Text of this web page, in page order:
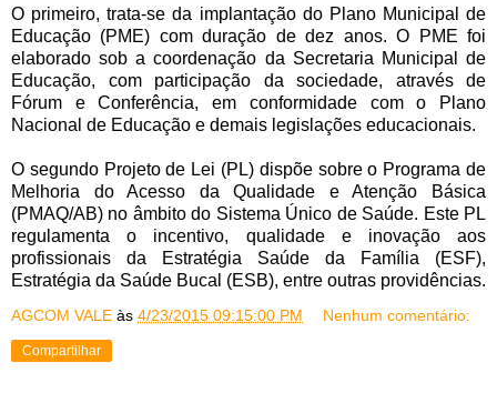
O primeiro, trata-se da implantação do Plano Municipal de
Educação (PME) com duração de dez anos. O PME foi
elaborado sob a coordenação da Secretaria Municipal de
Educação, com participação da sociedade, através de
Fórum e Conferência, em conformidade com o Plano
Nacional de Educação e demais legislações educacionais.
O segundo Projeto de Lei (PL) dispõe sobre o Programa de
Melhoria do Acesso da Qualidade e Atenção Básica
(PMAQ/AB) no âmbito do Sistema Único de Saúde. Este PL
regulamenta o incentivo, qualidade e inovação aos
profissionais da Estratégia Saúde da Família (ESF),
Estratégia da Saúde Bucal (ESB), entre outras providências.
AGCOM VALE às 4/23/2015 09:15:00 PM Nenhum comentário:
Compartilhar